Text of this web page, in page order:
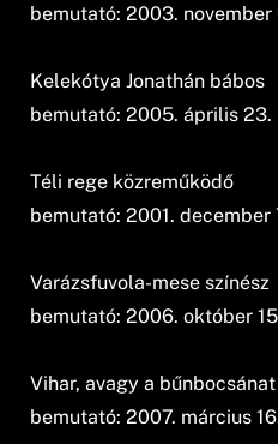
bemutató: 2003.
Kelekótya Jonathán bábos
bemutató: 2005. április
Téli rege közreműködő
bemutató: 2001.
Varázsfuvola-mese színész
bemutató: 2006. október
Vihar, avagy a
bemutató: 2007. március